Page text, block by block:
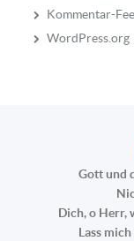
Kommentar-
WordPress.org
Gott und
Dich, o Herr,
Lass